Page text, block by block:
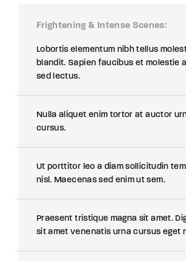
Frightening & Intense Scenes
Lobortis elementum nibh tellus
blandit. Sapien faucibus et molestie
sed lectus.
Nulla aliquet enim tortor at auctor
cursus.
Ut porttitor leo a diam sollicitudin
nisl. Maecenas sed enim ut sem.
Praesent tristique magna sit amet.
sit amet venenatis urna cursus eget